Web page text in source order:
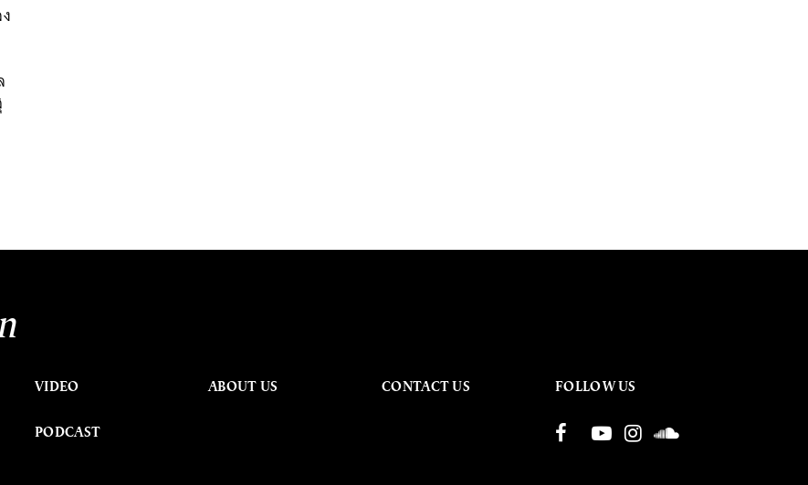
VIDEO
PODCAST
ABOUT US CONTACT US FOLLOW US